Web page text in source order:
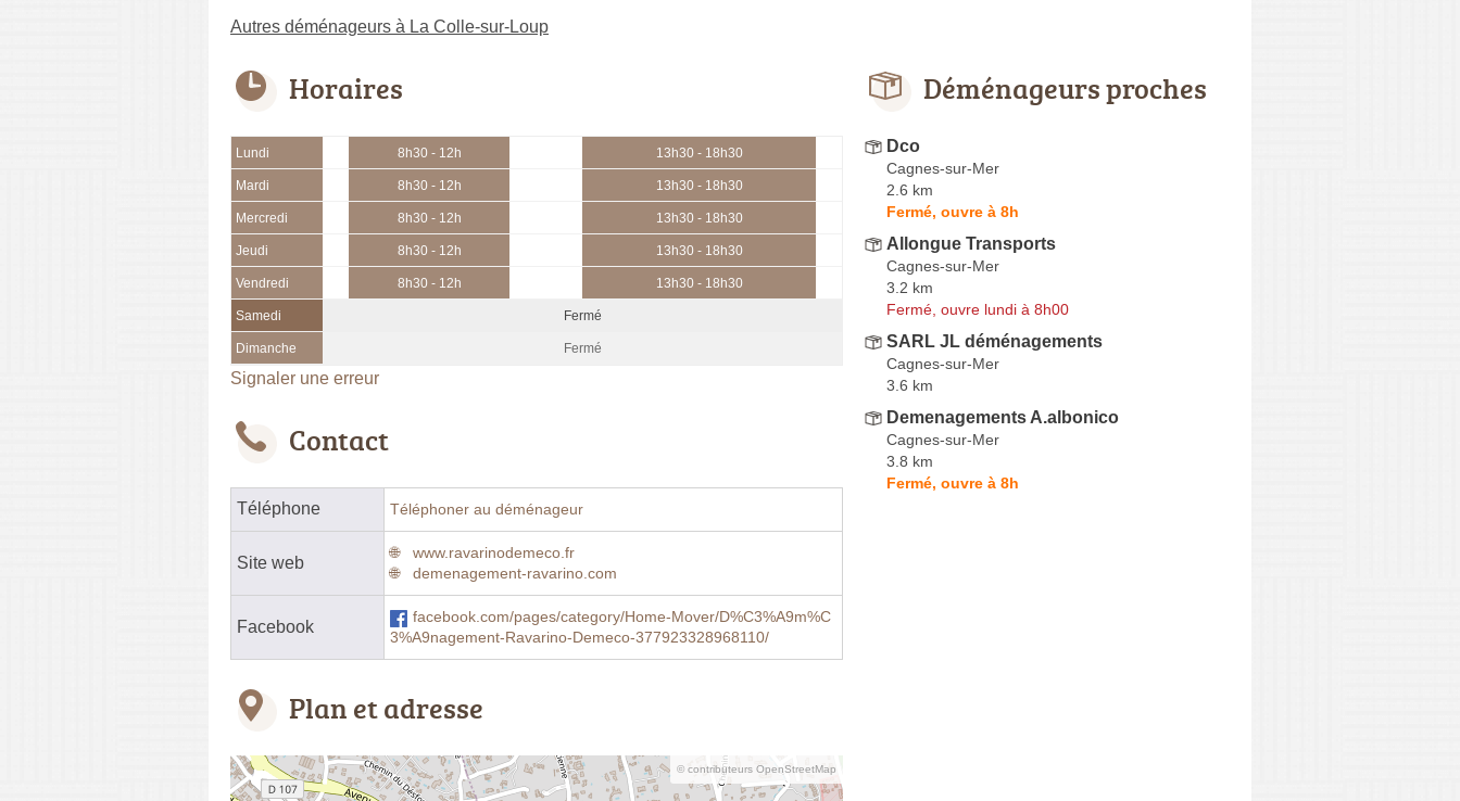
Autres déménageurs à La Colle-sur-Loup
Horaires
Lundi 8h30 - 12h 13h30 - 18h30
Mardi 8h30 - 12h 13h30 - 18h30
Mercredi 8h30 - 12h 13h30 - 18h30
Jeudi 8h30 - 12h 13h30 - 18h30
Vendredi 8h30 - 12h 13h30 - 18h30
Samedi Fermé
Dimanche Fermé
Signaler une erreur
Contact
Téléphone Téléphoner au déménageur
Site web
www.ravarinodemeco.fr
demenagement-ravarino.com
Facebook
facebook.com/pages/category/Home-Mover/D%C3%A9m%C
3%A9nagement-Ravarino-Demeco-377923328968110/
Plan et adresse
© contributeurs OpenStreetMap
Déménageurs proches
Dco
Cagnes-sur-Mer
2.6 km
Fermé, ouvre à 8h
Allongue Transports
Cagnes-sur-Mer
3.2 km
Fermé, ouvre lundi à 8h00
SARL JL déménagements
Cagnes-sur-Mer
3.6 km
Demenagements A.albonico
Cagnes-sur-Mer
3.8 km
Fermé, ouvre à 8h